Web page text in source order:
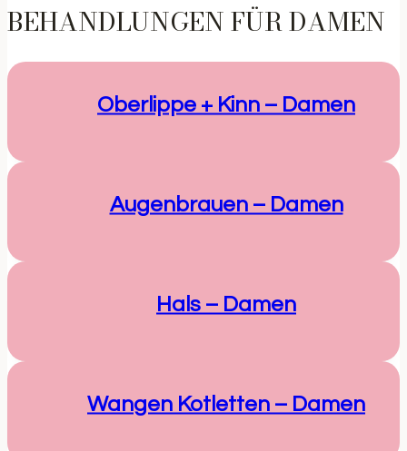
BEHANDLUNGEN FÜR DAMEN
Oberlippe + Kinn – Damen
Augenbrauen – Damen
Hals – Damen
Wangen Kotletten – Damen